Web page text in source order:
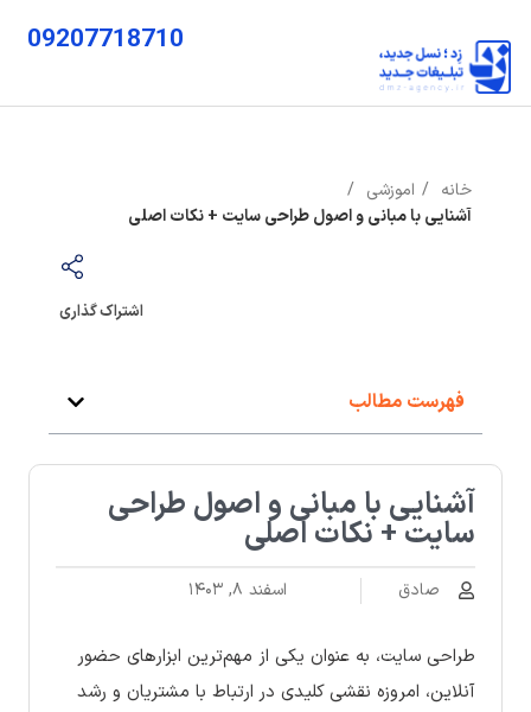
09207718710
خانه
اموزشی
آشنایی با مبانی و اصول طراحی سایت + نکات اصلی
اشتراک گذاری
فهرست مطالب
آشنایی با مبانی و اصول طراحی
سایت + نکات اصلی
صادق اسفند ۸, ۱۴۰۳
طراحی سایت، به عنوان یکی از مهم‌ترین ابزارهای حضور
آنلاین، امروزه نقشی کلیدی در ارتباط با مشتریان و رشد